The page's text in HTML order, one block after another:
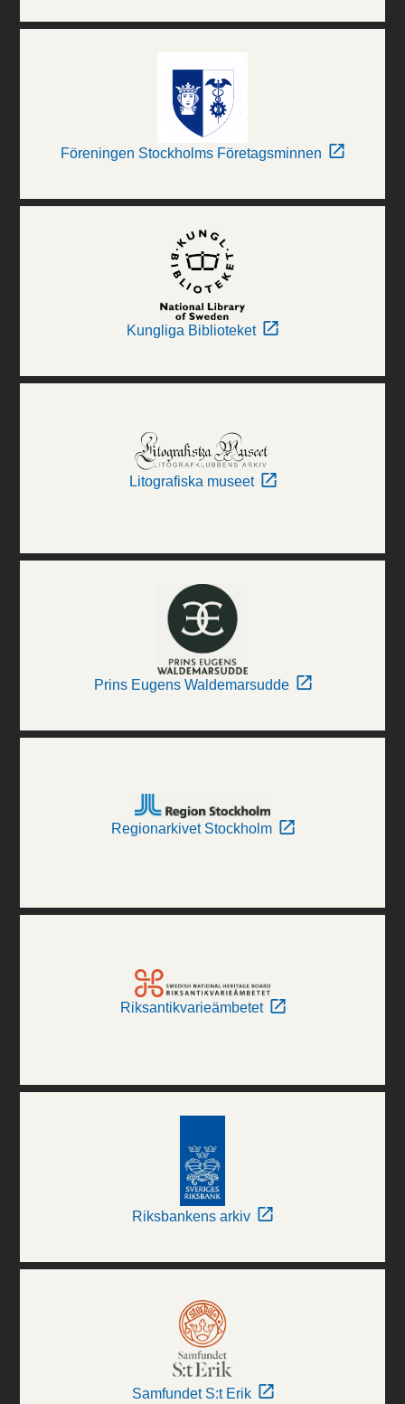
Föreningen Stockholms Företagsminnen
Kungliga Biblioteket
Litografiska museet
Prins Eugens Waldemarsudde
Regionarkivet Stockholm
Riksantikvarieämbetet
Riksbankens arkiv
Samfundet S:t Erik